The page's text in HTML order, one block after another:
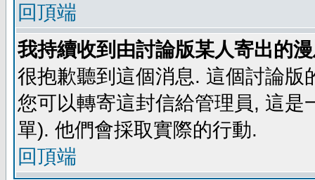
回頂端
我持續收到由討論版某人寄出的
很抱歉聽到這個消息. 這個討論
您可以轉寄這封信給管理員, 這
單). 他們會採取實際的行動.
回頂端